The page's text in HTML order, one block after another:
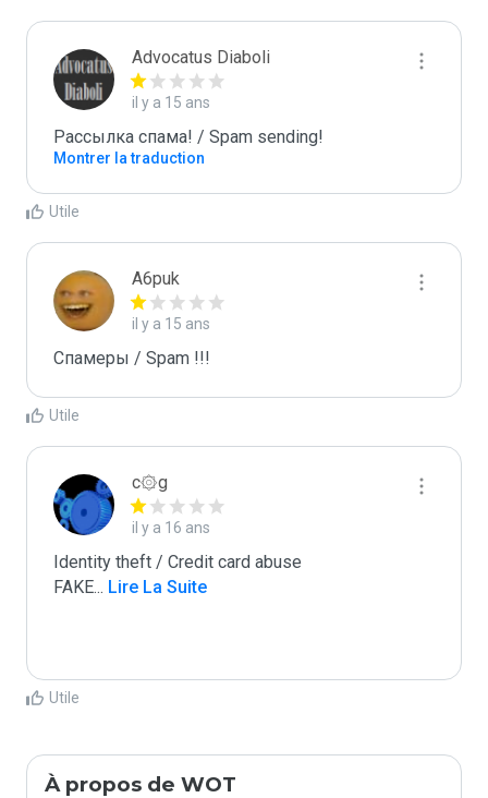
Advocatus Diaboli
il y a 15 ans
Рассылка спама! / Spam sending!
Montrer la traduction
Utile
A6puk
il y a 15 ans
Спамеры / Spam !!!
Utile
c۞g
il y a 16 ans
Identity theft / Credit card abuse
FAKE... Lire La Suite
Utile
À propos de WOT